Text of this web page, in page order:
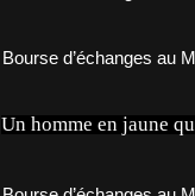
Un homme en jaune